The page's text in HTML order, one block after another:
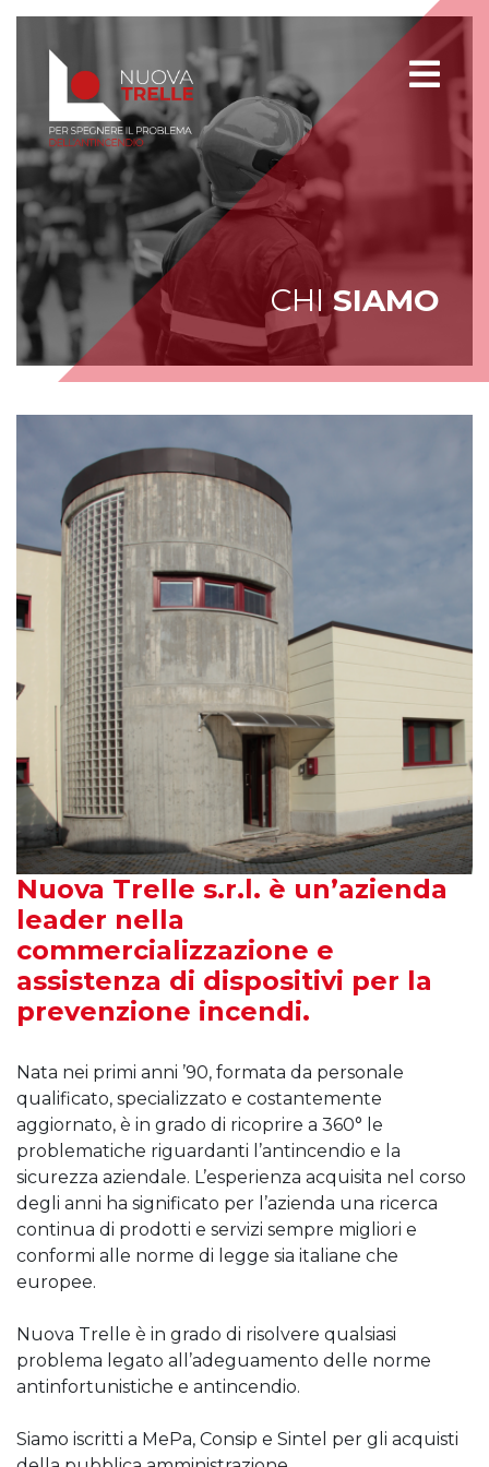
CHI SIAMO
Nuova Trelle s.r.l. è un’azienda
leader nella
commercializzazione e
assistenza di dispositivi per la
prevenzione incendi.
Nata nei primi anni ’90, formata da personale
qualificato, specializzato e costantemente
aggiornato, è in grado di ricoprire a 360° le
problematiche riguardanti l’antincendio e la
sicurezza aziendale. L’esperienza acquisita nel corso
degli anni ha significato per l’azienda una ricerca
continua di prodotti e servizi sempre migliori e
conformi alle norme di legge sia italiane che
europee.
Nuova Trelle è in grado di risolvere qualsiasi
problema legato all’adeguamento delle norme
antinfortunistiche e antincendio.
Siamo iscritti a MePa, Consip e Sintel per gli acquisti